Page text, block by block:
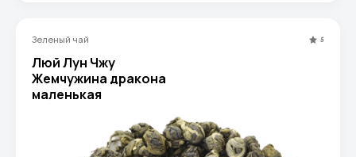
Зеленый чай 5
Люй Лун Чжу
Жемчужина дракона
маленькая